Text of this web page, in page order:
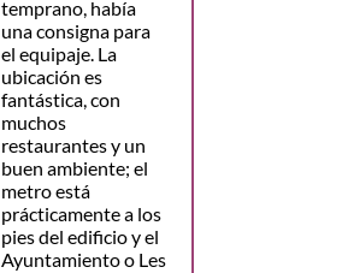
temprano, había
una consigna para
el equipaje. La
ubicación es
fantástica, con
muchos
restaurantes y un
buen ambiente; el
metro está
prácticamente a los
pies del edificio y el
Ayuntamiento o Les